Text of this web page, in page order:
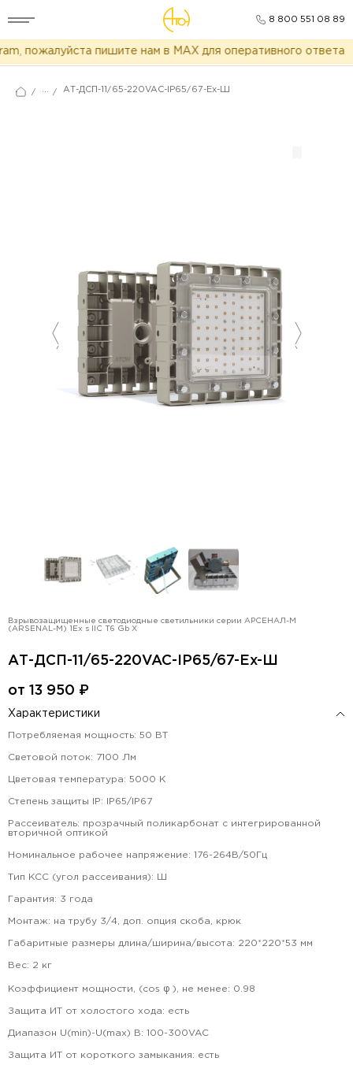
8 800 551 08 89
пожалуйста пишите нам в MAX для оперативного ответа
/ ... / АТ-ДСП-11/65-220VAC-IP65/67-Ex-Ш
Взрывозащищенные светодиодные светильники серии АРСЕНАЛ-М
(ARSENAL-M) 1Ex s IIC T6 Gb X
АТ-ДСП-11/65-220VAC-IP65/67-Ex-Ш
от 13 950 ₽
Характеристики
Потребляемая мощность: 50 ВТ
Световой поток: 7100 Лм
Цветовая температура: 5000 К
Степень защиты IP: IP65/IP67
Рассеиватель: прозрачный поликарбонат с интегрированной
вторичной оптикой
Номинальное рабочее напряжение: 176-264В/50Гц
Тип КСС (угол рассеивания):
Гарантия: 3 года
Монтаж: на трубу 3/4, доп. опция скоба, крюк
Габаритные размеры длина/ширина/высота: 220*220*53 мм
Вес: 2 кг
Коэффициент мощности, (cos φ ), не менее: 0.98
Защита ИТ от холостого хода: есть
Диапазон U(min)-U(max) В: 100-300VAC
Защита ИТ от короткого замыкания: есть